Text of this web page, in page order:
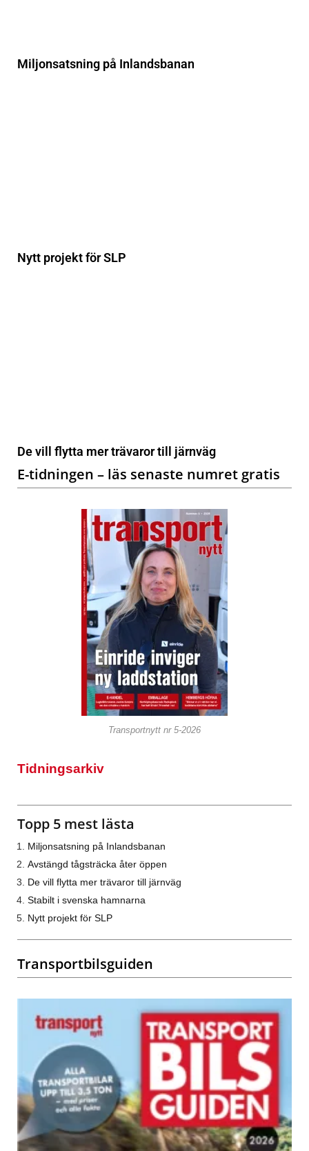
Miljonsatsning på Inlandsbanan
Nytt projekt för SLP
De vill flytta mer trävaror till järnväg
E-tidningen – läs senaste numret gratis
Transportnytt nr 5-2026
Tidningsarkiv
Topp 5 mest lästa
Miljonsatsning på Inlandsbanan
Avstängd tågsträcka åter öppen
De vill flytta mer trävaror till järnväg
Stabilt i svenska hamnarna
Nytt projekt för SLP
Transportbilsguiden